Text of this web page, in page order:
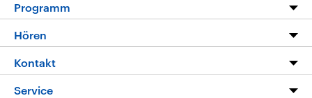
Programm
Programm
Die Nachrichten
Hören
Livestream
Kontakt
Hörerservice
Service